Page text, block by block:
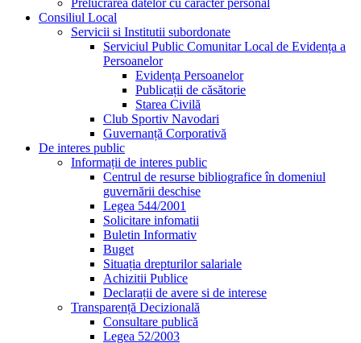
Prelucrarea datelor cu caracter personal
Consiliul Local
Servicii si Institutii subordonate
Serviciul Public Comunitar Local de Evidența a
Persoanelor
Evidența Persoanelor
Publicații de căsătorie
Starea Civilă
Club Sportiv Navodari
Guvernanță Corporativă
De interes public
Informații de interes public
Centrul de resurse bibliografice în domeniul
guvernării deschise
Legea 544/2001
Solicitare infomatii
Buletin Informativ
Buget
Situația drepturilor salariale
Achizitii Publice
Declarații de avere si de interese
Transparență Decizională
Consultare publică
Legea 52/2003